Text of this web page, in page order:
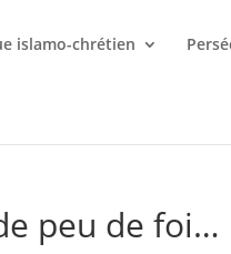
islamo-chrétien
peu de foi…